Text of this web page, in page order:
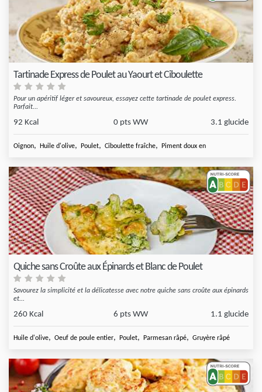
Tartinade Express de Poulet au Yaourt et Ciboulette
Pour un apéritif léger et savoureux, essayez cette tartinade de poulet express.
Parfait...
92 Kcal 0 pts WW 3.1 glucide
Oignon, Huile d'olive, Poulet, Ciboulette fraîche, Piment doux en
Quiche sans Croûte aux Épinards et Blanc de Poulet
Savourez la simplicité et la délicatesse avec notre quiche sans croûte aux épinards
et...
260 Kcal 6 pts WW 1.1 glucide
Huile d'olive, Oeuf de poule entier, Poulet, Parmesan râpé, Gruyère râpé